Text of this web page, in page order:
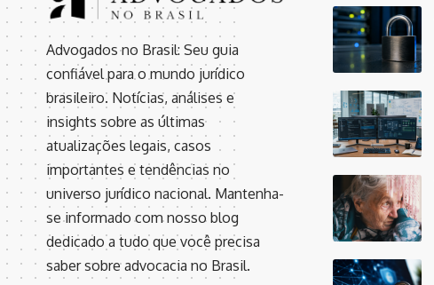
Advogados no Brasil: Seu guia
confiável para o mundo jurídico
brasileiro. Notícias, análises e
insights sobre as últimas
atualizações legais, casos
importantes e tendências no
universo jurídico nacional. Mantenha-
se informado com nosso blog
dedicado a tudo que você precisa
saber sobre advocacia no Brasil.